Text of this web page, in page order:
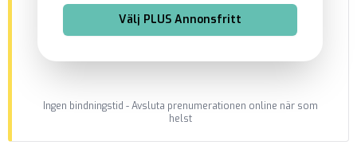
Välj PLUS Annonsfritt
Ingen bindningstid - Avsluta prenumerationen online när som
helst